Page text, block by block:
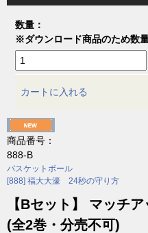
数量：
※ダウンロード商品のため数
カートに入れる
商品番号：
888-B
バスケットボール
[888] 福大大濠 24秒の守り方
【Bセット】 マッチ
(全2巻・分売不可)